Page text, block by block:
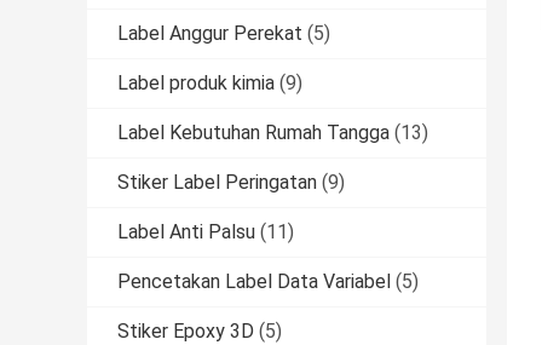
Label Anggur Perekat (5)
Label produk kimia (9)
Label Kebutuhan Rumah Tangga (13)
Stiker Label Peringatan (9)
Label Anti Palsu (11)
Pencetakan Label Data Variabel (5)
Stiker Epoxy 3D (5)